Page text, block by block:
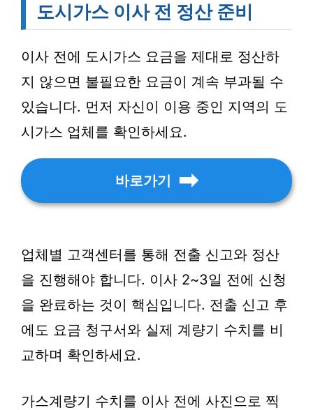
도시가스 이사 전 정산 준비
이사 전에 도시가스 요금을 제대로 정산하
지 않으면 불필요한 요금이 계속 부과될 수
있습니다. 먼저 자신이 이용 중인 지역의 도
시가스 업체를 확인하세요.
바로가기
업체별 고객센터를 통해 전출 신고와 정산
을 진행해야 합니다. 이사 2~3일 전에 신청
을 완료하는 것이 핵심입니다. 전출 신고 후
에도 요금 청구서와 실제 계량기 수치를 비
교하며 확인하세요.
가스계량기 수치를 이사 전에 사진으로 찍